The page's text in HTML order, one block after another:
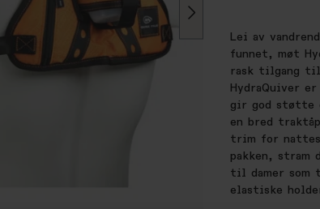
Lei av
funnet, møt
rask tilgang til
HydraQuiver
gir god støtte
en bred
trim for
pakken,
til damer som
elastiske